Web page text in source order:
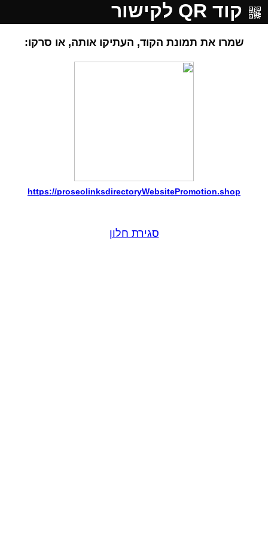
קוד QR לקישור
שמרו את תמונת הקוד, העתיקו אותה, או סרקו:
https://proseolinksdirectoryWebsitePromotion.shop
סגירת חלון